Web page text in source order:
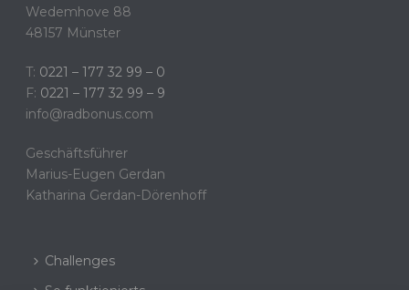
Wedemhove 88
48157 Münster
T: 0221 – 177 32 99 – 0
F: 0221 – 177 32 99 – 9
info@radbonus.com
Geschäftsführer
Marius-Eugen Gerdan
Katharina Gerdan-Dörenhoff
Challenges